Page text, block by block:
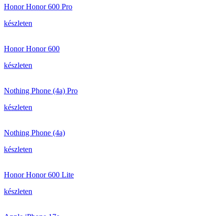
Honor Honor 600 Pro
készleten
Honor Honor 600
készleten
Nothing Phone (4a) Pro
készleten
Nothing Phone (4a)
készleten
Honor Honor 600 Lite
készleten